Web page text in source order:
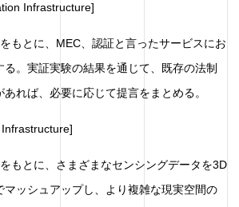
Infrastructure]
もとに、MEC、認証と言ったサービスにお
。実証実験の結果を通じて、既存の法制
れば、必要に応じて提言をまとめる。
もとに、さまざまなセンシングデータを3D
マッシュアップし、より複雑な現実空間の